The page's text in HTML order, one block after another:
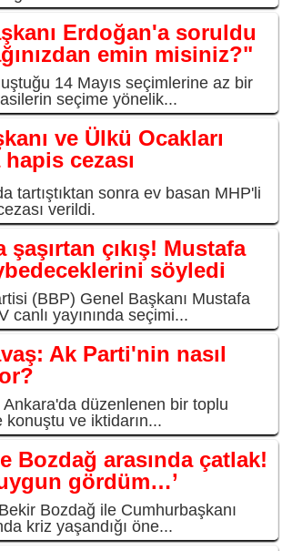
Erdoğan'a soruldu
emin misiniz?"
14 Mayıs seçimlerine az bir
seçime yönelik...
ve Ülkü Ocakları
cezası
tartıştıktan sonra ev basan MHP'li
verildi.
çıkış! Mustafa
söyledi
(BBP) Genel Başkanı Mustafa
canlı yayınında seçimi...
Ak Parti'nin nasıl
düzenlenen bir toplu
konuştu ve iktidarın...
Bozdağ arasında çatlak!
gördüm…’
Bozdağ ile Cumhurbaşkanı
kriz yaşandığı öne...